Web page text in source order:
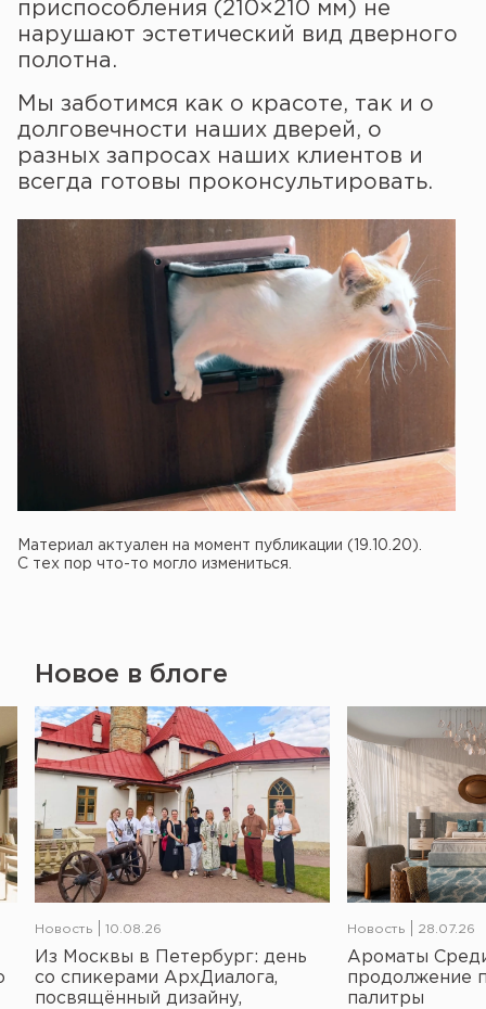
приспособления (210×210 мм) не
нарушают эстетический вид дверного
полотна.
Мы заботимся как о красоте, так и о
долговечности наших дверей, о
разных запросах наших клиентов и
всегда готовы проконсультировать.
Материал актуален на момент публикации (19.10.20).
С тех пор что-то могло измениться.
Новое в блоге
Новость 10.08.26
Из Москвы в Петербург: день
со спикерами АрхДиалога,
посвящённый дизайну,
Новость 28.07.26
Ароматы
продолжение
палитры